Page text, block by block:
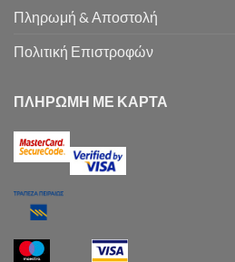
Πληρωμή & Αποστολή
Πολιτική Επιστροφών
ΠΛΗΡΩΜΗ ΜΕ ΚΑΡΤΑ